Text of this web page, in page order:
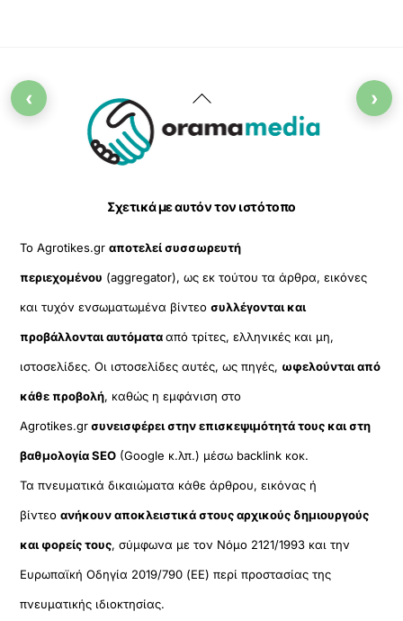
Back
To
Σχετικά με αυτόν τον ιστότοπο
Το Agrotikes.grαποτελεί συσσωρευτή
περιεχομένου (aggregator), ως εκ τούτου τα άρθρα, εικόνες
και τυχόν ενσωματωμένα βίντεοσυλλέγονται και
προβάλλονται αυτόματααπό τρίτες, ελληνικές και μη,
ιστοσελίδες. Οι ιστοσελίδες αυτές, ως πηγές, ωφελούνται από
κάθε προβολή, καθώς η εμφάνιση στο
Agrotikes.grσυνεισφέρει στην επισκεψιμότητά τους και στη
βαθμολογία SEO (Google κ.λπ.) μέσω backlink κοκ.
Τα πνευματικά δικαιώματα κάθε άρθρου, εικόνας ή
βίντεοανήκουν αποκλειστικά στους αρχικούς δημιουργούς
και φορείς τους, σύμφωνα με τον Νόμο 2121/1993 και την
Ευρωπαϊκή Οδηγία 2019/790 (ΕΕ) περί προστασίας της
πνευματικής ιδιοκτησίας.
‹ ›